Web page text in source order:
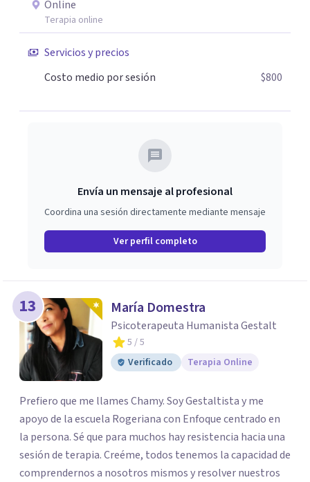
insatisfactorios y construir hábitos que te ayuden a
cultivar bienestar emocional.
Online
Terapia online
Servicios y precios
Costo medio por sesión
$800
Envía un mensaje al profesional
Coordina una sesión directamente mediante mensaje
Ver perfil completo
13 María Domestra
Psicoterapeuta Humanista Gestalt
5 / 5
Verificado
Terapia Online
Prefiero que me llames Chamy. Soy Gestaltista y me
apoyo de la escuela Rogeriana con Enfoque centrado en
la persona. Sé que para muchos hay resistencia hacia una
sesión de terapia. Creéme, todos tenemos la capacidad de
comprendernos a nosotros mismos y resolver nuestros